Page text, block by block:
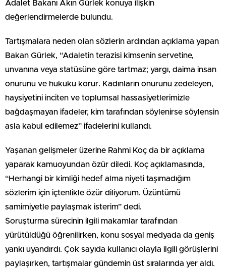
Adalet Bakanı Akın Gürlek konuya ilişkin
değerlendirmelerde bulundu.
Tartışmalara neden olan sözlerin ardından açıklama yapan
Bakan Gürlek, “Adaletin terazisi kimsenin servetine,
unvanına veya statüsüne göre tartmaz; yargı, daima insan
onurunu ve hukuku korur. Kadınların onurunu zedeleyen,
haysiyetini inciten ve toplumsal hassasiyetlerimizle
bağdaşmayan ifadeler, kim tarafından söylenirse söylensin
asla kabul edilemez” ifadelerini kullandı.
Yaşanan gelişmeler üzerine Rahmi Koç da bir açıklama
yaparak kamuoyundan özür diledi. Koç açıklamasında,
“Herhangi bir kimliği hedef alma niyeti taşımadığım
sözlerim için içtenlikle özür diliyorum. Üzüntümü
samimiyetle paylaşmak isterim” dedi.
Soruşturma sürecinin ilgili makamlar tarafından
yürütüldüğü öğrenilirken, konu sosyal medyada da geniş
yankı uyandırdı. Çok sayıda kullanıcı olayla ilgili görüşlerini
paylaşırken, tartışmalar gündemin üst sıralarında yer aldı.